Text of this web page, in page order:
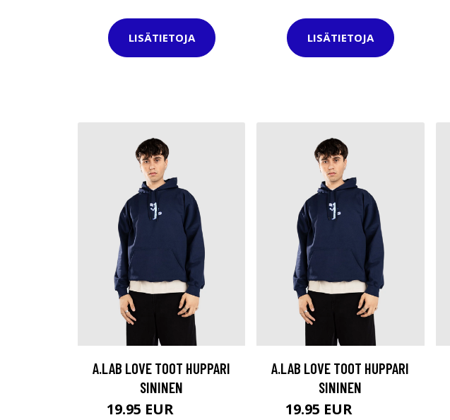
LISÄTIETOJA LISÄTIETOJA
A.LAB LOVE TOOT HUPPARI
SININEN
19.95 EUR
A.LAB LOVE TOOT HUPPARI
SININEN
19.95 EUR